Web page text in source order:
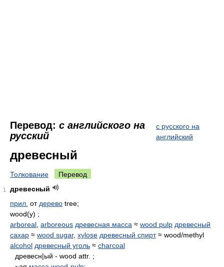
Перевод: с английского на
русский
с русского на
английский
древесный
Толкование Перевод
1
древесный
прил. от дерево tree;
wood(y) ;
arboreal arboreous древесная масса ≈ wood pulp древесный
сахар ≈ wood sugar, xylose древесный спирт≈ wood/methyl
alcohol древесный уголь ≈ charcoal
древесн|ый - wood attr. ;